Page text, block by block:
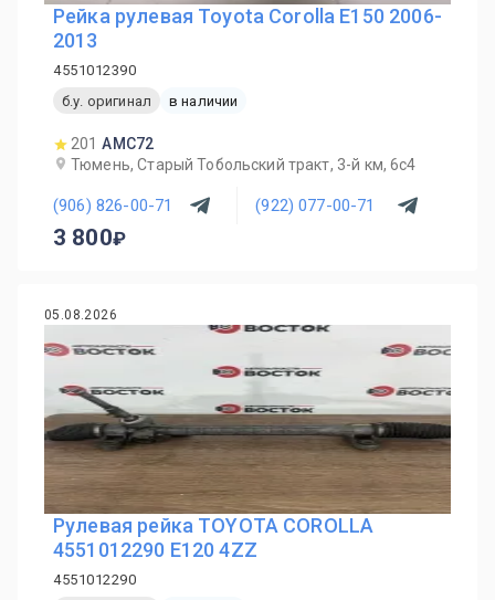
Рейка рулевая Toyota Corolla E150 2006-
2013
4551012390
б.у. оригинал
в наличии
201 AMC72
Тюмень, Старый Тобольский тракт, 3-й км, 6с4
(906) 826-00-71 (922) 077-00-71
3 800
05.08.2026
Рулевая рейка TOYOTA COROLLA
4551012290 E120 4ZZ
4551012290